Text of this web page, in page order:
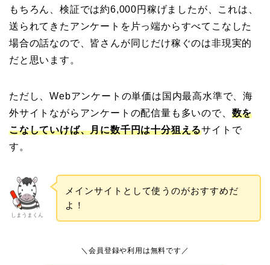
もちろん、検証では約6,000円稼げましたが、これは、
送られてきたアンケートを片っ端からすべてこなした
場合の話なので、皆さんが同じだけ稼ぐのは非現実的
だと思います。
ただし、Webアンケートの単価は国内最高水準で、海
外サイトながらアンケートの配信量も多いので、 数を
こなしていけば、月に数千円は十分狙えるサイトで
す。
しまうまくん
メインサイトとして使うのがおすすめだ
よ！
＼会員登録や利用は無料です／